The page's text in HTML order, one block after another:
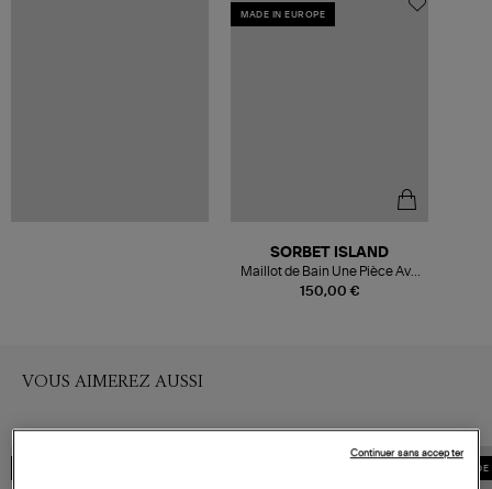
MADE IN EUROPE
150,00 €
SORBET ISLAND
Maillot de Bain Une Pièce Ava
Vanille
VOUS AIMEREZ AUSSI
Continuer sans accepter